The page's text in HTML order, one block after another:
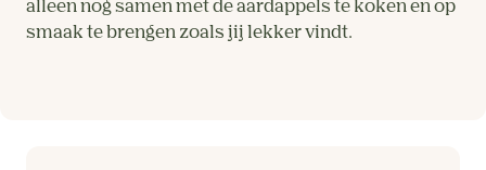
alleen nog samen met de aardappels te koken en op
smaak te brengen zoals jij lekker vindt.